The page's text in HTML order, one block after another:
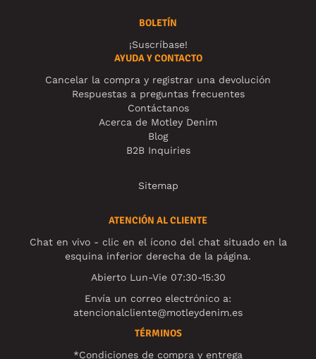
BOLETÍN
¡Suscríbase!
AYUDA Y CONTACTO
Cancelar la compra y registrar una devolución
Respuestas a preguntas frecuentes
Contáctanos
Acerca de Motley Denim
Blog
B2B Inquiries
Sitemap
ATENCIÓN AL CLIENTE
Chat en vivo - clic en el ícono del chat situado en la
esquina inferior derecha de la página.
Abierto Lun-Vie 07:30-15:30
Envía un correo electrónico a:
atencionalcliente@motleydenim.es
TÉRMINOS
*Condiciones de compra y entrega